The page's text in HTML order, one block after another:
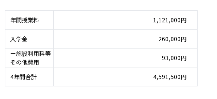
年間授業料 1,121,000円
入学金
260,000円
ー施設利用料等
その他費用
93,000円
4年間合計 4,591,500円